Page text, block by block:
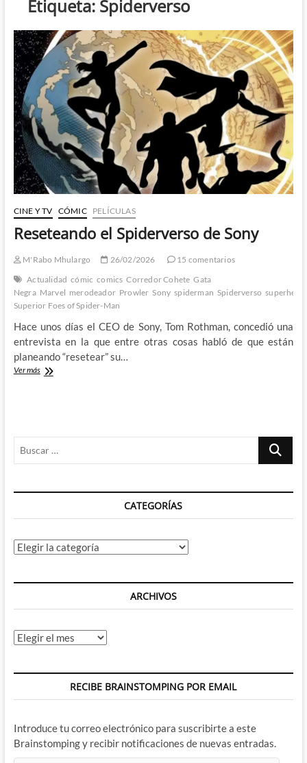
Etiqueta: Spiderverso
CINE Y TV CÓMIC PELÍCULAS
Reseteando el Spiderverso de Sony
M'Rabo Mhulargo 26/02/2026
15 comentarios
Actualidad cómic comics Corredor Cohete Gata
Negra Marvel merodeador Prowler Sony spiderman Spiderverso
Superior Foes of Spider-Man
Hace unos días el CEO de Sony, Tom Rothman, concedió una
entrevista en la que entre otras cosas habló de que están
planeando “resetear” su…
Ver másReseteando
Buscar
CATEGORÍAS
Categorías
ARCHIVOS
Archivos
RECIBE BRAINSTOMPING POR EMAIL
Introduce tu correo electrónico para suscribirte a este
Brainstomping y recibir notificaciones de nuevas entradas.